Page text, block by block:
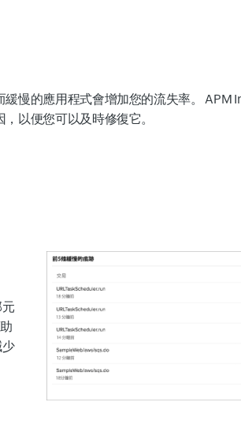
慢的應用程式會增加您的流失率。 APM
以便您可以及時修復它。